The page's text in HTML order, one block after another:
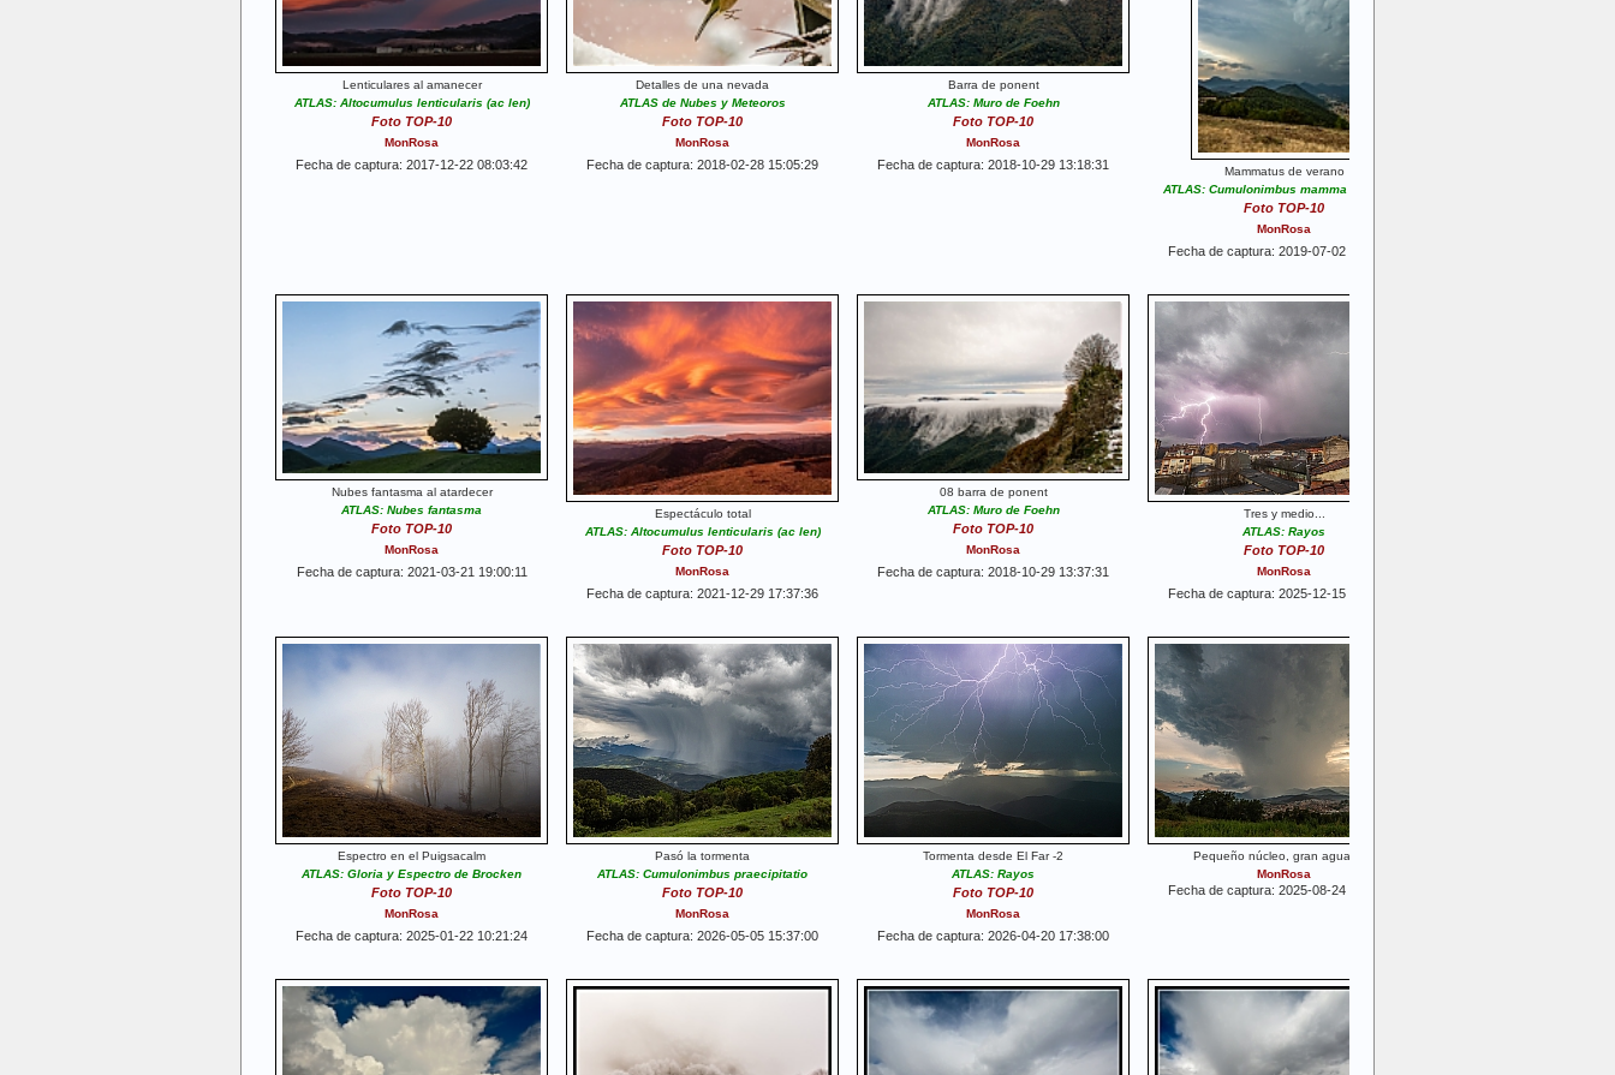
Lenticulares al amanecer
ATLAS: Altocumulus lenticularis (ac len)
Foto TOP-10
MonRosa
Fecha de captura: 2017-12-22 08:03:42
Detalles de una nevada
ATLAS de Nubes y Meteoros
Foto TOP-10
MonRosa
Fecha de captura: 2018-02-28 15:05:29
Barra de ponent
ATLAS: Muro de Foehn
Foto TOP-10
MonRosa
Fecha de captura: 2018-10-29 13:18:31
Mammatus de verano
ATLAS: Cumulonimbus mamma (cb mam)
Foto TOP-10
MonRosa
Fecha de captura: 2019-07-02 18:50:35
Nubes fantasma al atardecer
ATLAS: Nubes fantasma
Foto TOP-10
MonRosa
Fecha de captura: 2021-03-21 19:00:11
Espectáculo total
ATLAS: Altocumulus lenticularis (ac len)
Foto TOP-10
MonRosa
Fecha de captura: 2021-12-29 17:37:36
08 barra de ponent
ATLAS: Muro de Foehn
Foto TOP-10
MonRosa
Fecha de captura: 2018-10-29 13:37:31
Tres y medio...
ATLAS: Rayos
Foto TOP-10
MonRosa
Fecha de captura: 2025-12-15 16:39:00
Espectro en el Puigsacalm
ATLAS: Gloria y Espectro de Brocken
Foto TOP-10
MonRosa
Fecha de captura: 2025-01-22 10:21:24
Pasó la tormenta
ATLAS: Cumulonimbus praecipitatio
Foto TOP-10
MonRosa
Fecha de captura: 2026-05-05 15:37:00
Tormenta desde El Far -2
ATLAS: Rayos
Foto TOP-10
MonRosa
Fecha de captura: 2026-04-20 17:38:00
Pequeño núcleo, gran aguacero
MonRosa
Fecha de captura: 2025-08-24 20:07:42